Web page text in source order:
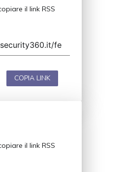
il link RSS
COPIA LINK
il link RSS